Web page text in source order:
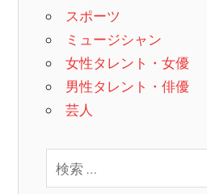
スポーツ
ミュージシャン
女性タレント・女優
男性タレント・俳優
芸人